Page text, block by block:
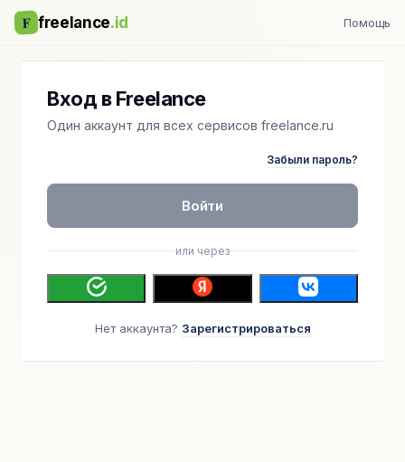
F freelance.id Помощь
Вход в Freelance
Один аккаунт для всех сервисов freelance.ru
Забыли пароль?
Войти
или через
Нет аккаунта? Зарегистрироваться